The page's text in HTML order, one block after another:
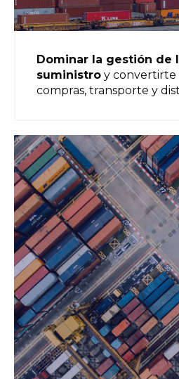
Dominar la gestión de
suministro y
compras, transporte y